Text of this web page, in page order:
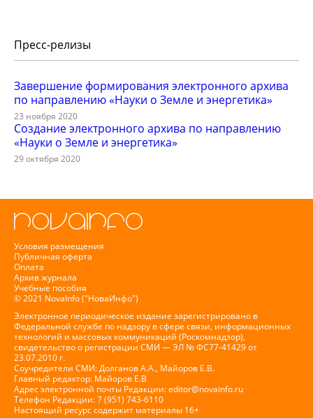
Пресс-релизы
Завершение формирования электронного архива
по направлению «Науки о Земле и энергетика»
23 ноября 2020
Создание электронного архива по направлению
«Науки о Земле и энергетика»
29 октября 2020
Условия размещения
Публичная оферта
Оплата
Архив журнала
Учебные пособия
© 2021 NovaInfo ("НоваИнфо")
Электронное периодическое издание зарегистрировано в
Федеральной службе по надзору в сфере связи, информационных
технологий и массовых коммуникаций (Роскомнадзор),
свидетельство о регистрации СМИ — ЭЛ № ФС77-41429 от
23.07.2010 г.
Соучредители СМИ: Долганов А.А., Майоров Е.В.
Главный редактор: Майоров Е.В
Адрес электронной почты Редакции:editor@novainfo.ru
Телефон Редакции: 7 (951) 743-6110
Настоящий ресурс содержит материалы 16+